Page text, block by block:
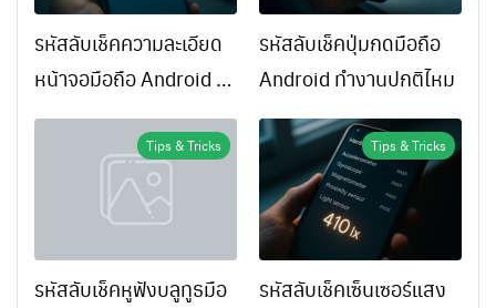
รหัสลับเช็คความละเอียด
หน้าจอมือถือ Android ทำ
ยังไง
รหัสลับเช็คปุ่มกดมือถือ
Android ทำงานปกติไหม
Tips & Tricks
รหัสลับเช็คหูฟังบลูทูธมือ
Tips & Tricks
รหัสลับเช็คเซ็นเซอร์แสง